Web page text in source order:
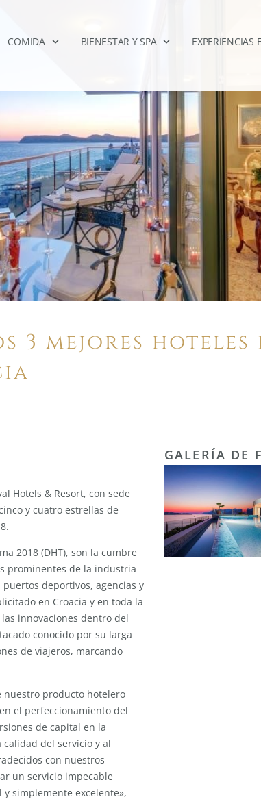
COMIDA BIENESTAR Y SPA EXPERIENCIAS
3 mejores hoteles
Hotels & Resort, con sede
y cuatro estrellas de
2018 (DHT), son la cumbre
prominentes de la industria
deportivos, agencias y
en Croacia y en toda la
innovaciones dentro del
conocido por su larga
de viajeros, marcando
nuestro producto hotelero
el perfeccionamiento del
de capital en la
del servicio y al
con nuestros
un servicio impecable
simplemente excelente»,
GALERÍA DE